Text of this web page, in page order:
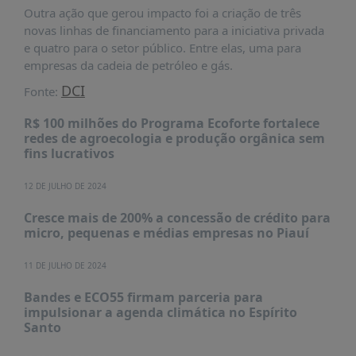
DADOS
FRENTE
A
FRENTE
INFORMAÇÕES
CURSOS
E
EVENTOS
MATERIAIS
DISPONÍVEIS
Outra ação que gerou impacto foi a criação de três
novas linhas de financiamento para a iniciativa privada
e quatro para o setor público. Entre elas, uma para
empresas da cadeia de petróleo e gás.
Fonte: DCI
R$ 100 milhões do Programa Ecoforte fortalece
redes de agroecologia e produção orgânica sem
fins lucrativos
12 DE JULHO DE 2024
Cresce mais de 200% a concessão de crédito para
micro, pequenas e médias empresas no Piauí
11 DE JULHO DE 2024
Bandes e ECO55 firmam parceria para
impulsionar a agenda climática no Espírito
Santo